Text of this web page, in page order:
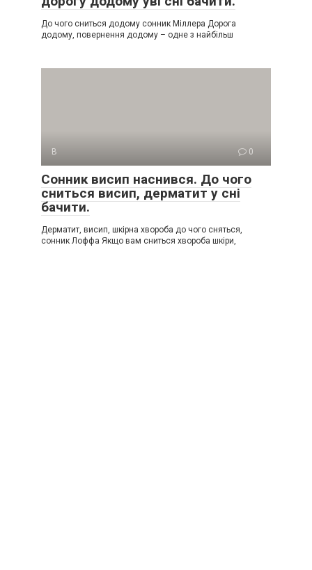
До чого сниться додому сонник Міллера Дорога
додому, повернення додому – одне з найбільш
В 0
Сонник висип наснився. До чого
сниться висип, дерматит у сні
бачити.
Дерматит, висип, шкірна хвороба до чого сняться,
сонник Лоффа Якщо вам сниться хвороба шкіри,